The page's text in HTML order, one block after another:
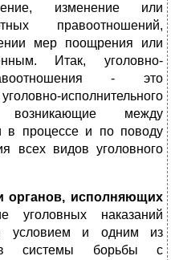
изменение или
правоотношений,
мер поощрения или
Итак, уголовно-
- это
исполнительного
между
в процессе и по поводу
всех видов уголовного
органов, исполняющих
уголовных наказаний
условием и одним из
системы борьбы с